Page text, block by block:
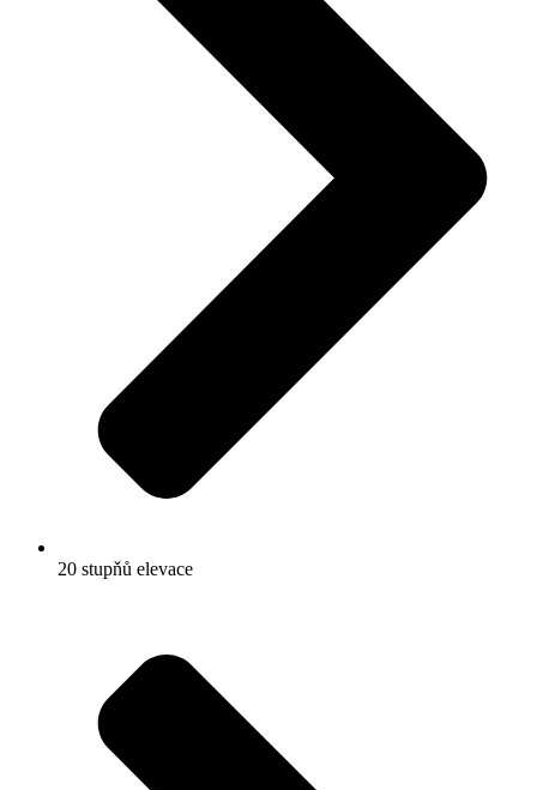
20 stupňů elevace